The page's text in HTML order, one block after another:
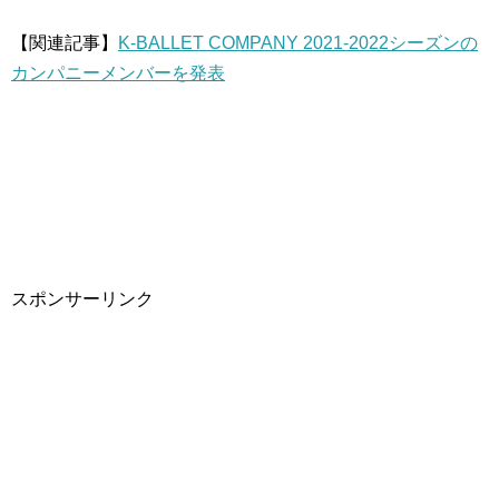
【関連記事】
K-BALLET COMPANY 2021-2022シーズンの
カンパニーメンバーを発表
スポンサーリンク